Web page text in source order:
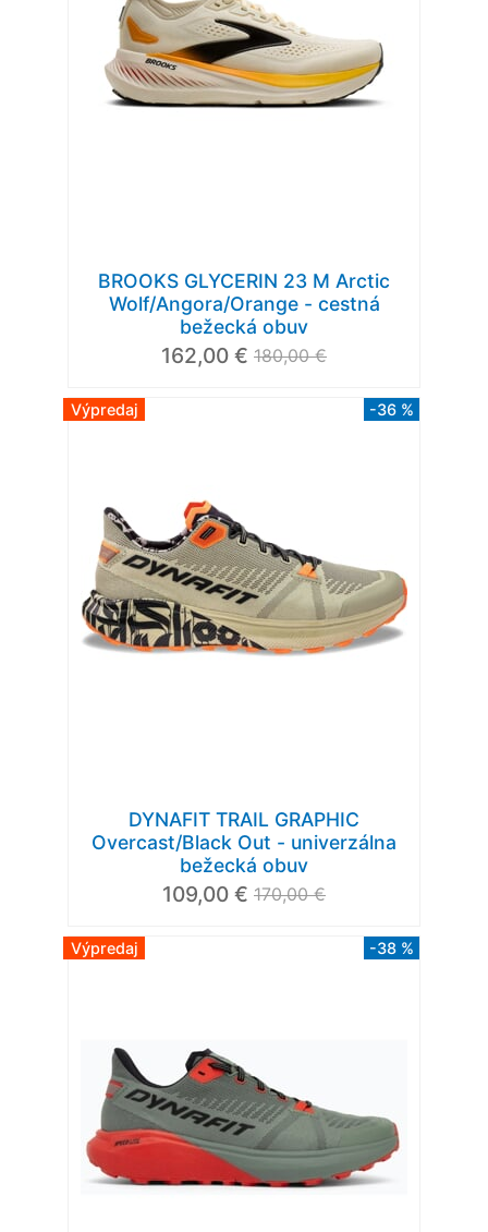
BROOKS GLYCERIN 23 M Arctic
Wolf/Angora/Orange - cestná
bežecká obuv
162,00 € 180,00 €
Výpredaj -36 %
DYNAFIT TRAIL GRAPHIC
Overcast/Black Out - univerzálna
bežecká obuv
109,00 € 170,00 €
Výpredaj -38 %